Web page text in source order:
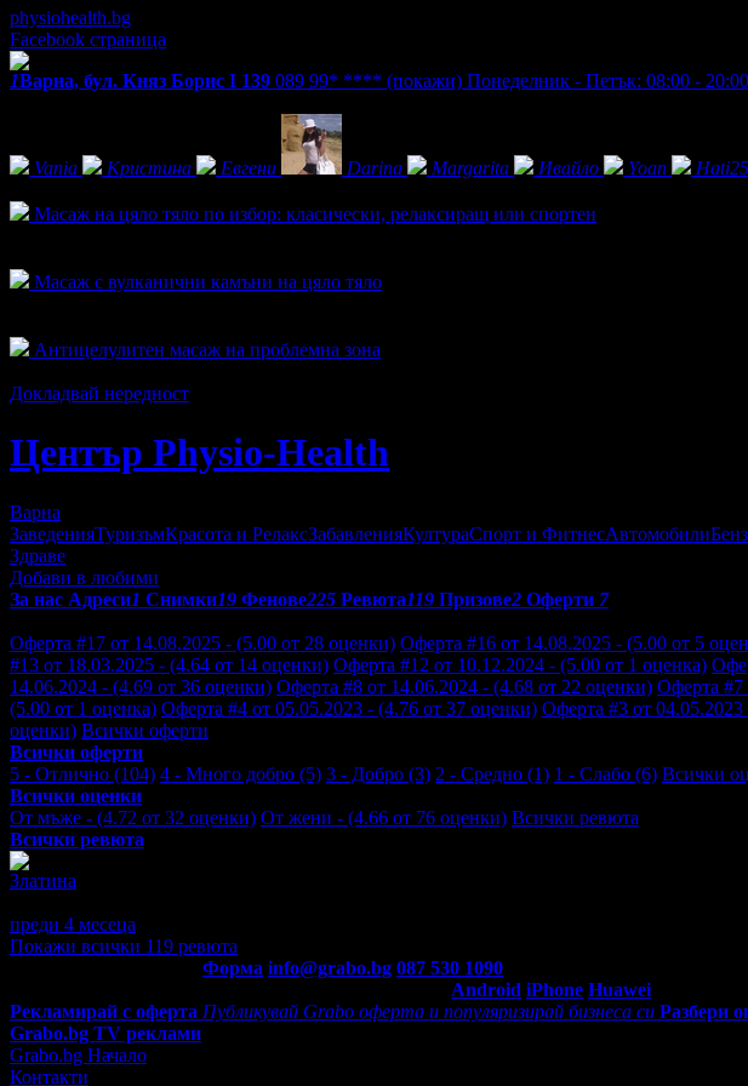
physiohealth.bg
Facebook страница
1Варна, бул. Княз Борис I 139 089 99* **** (покажи) Понеделник - Петък: 08:00 -
Vania Кристина Евгени Darina Margarita Ивайло Yoan
Масаж на цяло тяло по избор: класически, релаксиращ или спортен
Масаж с вулканични камъни на цяло тялo
Антицелулитен масаж на проблемна зона
Докладвай нередност
Център Physio-Health
Варна
ЗаведенияТуризъмКрасота и РелаксЗабавленияКултураСпорт и ФитнесАвтомобили
Здраве
Добави в любими
За нас Адреси1 Снимки19 Фенове225 Ревюта119 Призове2 Оферти 7
Оферта #17 от 14.08.2025 - (5.00 от 28 оценки) Оферта #16 от 14.08.2025 - (5.00 от 5
#13 от 18.03.2025 - (4.64 от 14 оценки) Оферта #12 от 10.12.2024 - (5.00 от 1 оценка)
14.06.2024 - (4.69 от 36 оценки) Оферта #8 от 14.06.2024 - (4.68 от 22 оценки) Оферта #7
(5.00 от 1 оценка) Оферта #4 от 05.05.2023 - (4.76 от 37 оценки) Оферта #3 от
оценки) Всички оферти
Всички оферти
5 - Отлично (104) 4 - Много добро (5) 3 - Добро (3) 2 - Средно (1) 1 - Слабо (6) Всички
Всички оценки
От мъже - (4.72 от 32 оценки) От жени - (4.66 от 76 оценки) Всички ревюта
Всички ревюта
Златина
преди 4 месеца
Покажи всички 119 ревюта
Форма info@grabo.bg 087 530 1090
Android iPhone Huawei
Рекламирай с оферта Публикувай Grabo оферта и популяризирай бизнеса си Разбери
Grabo.bg TV реклами
Grabo.bg Начало
Контакти